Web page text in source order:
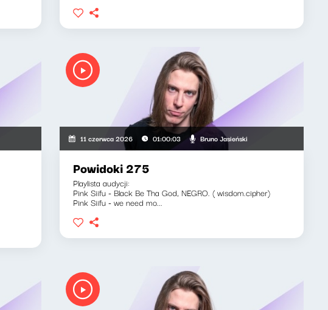
11 czerwca 2026 01:00:03 Bruno Jasieński
Powidoki 275
Playlista audycji:
Pink Siifu - Black Be Tha God, NEGRO. ( wisdom.cipher)
Pink Siifu - we need mo...